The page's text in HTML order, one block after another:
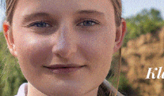
Articolo precedente
Bilancio, Piano operativo, lavori